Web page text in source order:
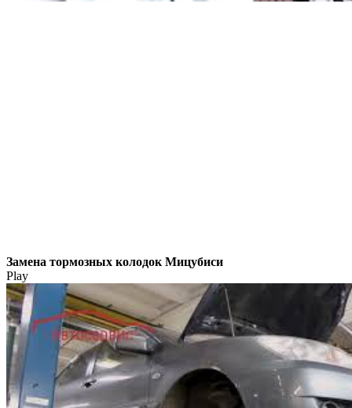
Замена тормозных колодок Мицубиси
Play